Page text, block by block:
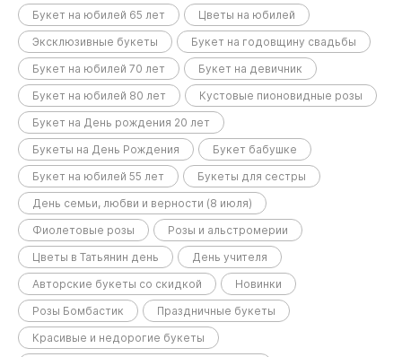
Букет на юбилей 65 лет
Цветы на юбилей
Эксклюзивные букеты
Букет на годовщину свадьбы
Букет на юбилей 70 лет
Букет на девичник
Букет на юбилей 80 лет
Кустовые пионовидные розы
Букет на День рождения 20 лет
Букеты на День Рождения
Букет бабушке
Букет на юбилей 55 лет
Букеты для сестры
День семьи, любви и верности (8 июля)
Фиолетовые розы
Розы и альстромерии
Цветы в Татьянин день
День учителя
Авторские букеты со скидкой
Новинки
Розы Бомбастик
Праздничные букеты
Красивые и недорогие букеты